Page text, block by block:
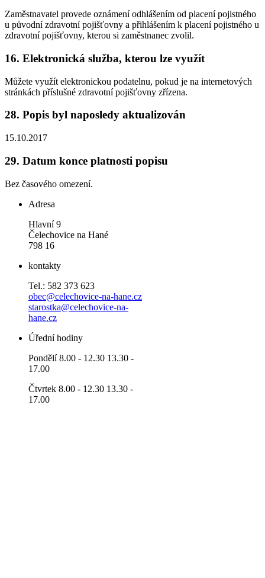
Zaměstnavatel provede oznámení odhlášením od placení pojistného
u původní zdravotní pojišťovny a přihlášením k placení pojistného u
zdravotní pojišťovny, kterou si zaměstnanec zvolil.
16. Elektronická služba, kterou lze využít
Můžete využít elektronickou podatelnu, pokud je na internetových
stránkách příslušné zdravotní pojišťovny zřízena.
28. Popis byl naposledy aktualizován
15.10.2017
29. Datum konce platnosti popisu
Bez časového omezení.
Adresa
Hlavní 9
Čelechovice na Hané
798 16
kontakty
Tel.: 582 373 623
obec@celechovice-na-hane.cz
starostka@celechovice-na-
hane.cz
Úřední hodiny
Pondělí 8.00 - 12.30 13.30 -
17.00
Čtvrtek 8.00 - 12.30 13.30 -
17.00